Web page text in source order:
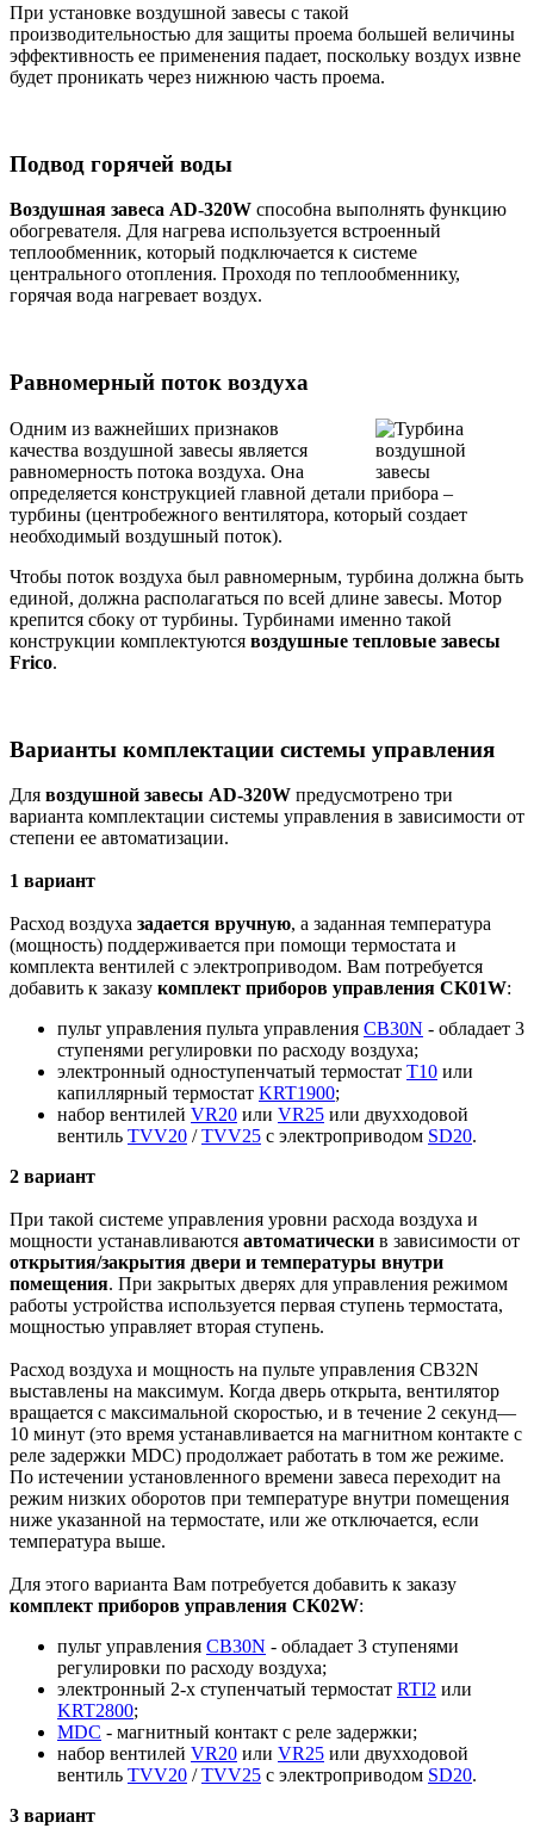
При установке воздушной завесы с такой
производительностью для защиты проема большей величины
эффективность ее применения падает, поскольку воздух извне
будет проникать через нижнюю часть проема.
Подвод горячей воды
Воздушная завеса AD-320W способна выполнять функцию
обогревателя. Для нагрева используется встроенный
теплообменник, который подключается к системе
центрального отопления. Проходя по теплообменнику,
горячая вода нагревает воздух.
Равномерный поток воздуха
Одним из важнейших признаков
качества воздушной завесы является
равномерность потока воздуха. Она
определяется конструкцией главной детали прибора –
турбины (центробежного вентилятора, который создает
необходимый воздушный поток).
Чтобы поток воздуха был равномерным, турбина должна быть
единой, должна располагаться по всей длине завесы. Мотор
крепится сбоку от турбины. Турбинами именно такой
конструкции комплектуются воздушные тепловые завесы
Frico.
Варианты комплектации системы управления
Для воздушной завесы AD-320W предусмотрено три
варианта комплектации системы управления в зависимости от
степени ее автоматизации.
1 вариант
Расход воздуха задается вручную, а заданная температура
(мощность) поддерживается при помощи термостата и
комплекта вентилей с электроприводом. Вам потребуется
добавить к заказу комплект приборов управления CK01W:
пульт управления пульта управления CB30N - обладает 3
ступенями регулировки по расходу воздуха;
электронный одноступенчатый термостат Т10 или
капиллярный термостат KRT1900;
набор вентилей VR20 или VR25 или двухходовой
вентиль TVV20 /TVV25 c электроприводом SD20.
2 вариант
При такой системе управления уровни расхода воздуха и
мощности устанавливаются автоматически в зависимости от
открытия/закрытия двери и температуры внутри
помещения. При закрытых дверях для управления режимом
работы устройства используется первая ступень термостата,
мощностью управляет вторая ступень.
Расход воздуха и мощность на пульте управления CB32N
выставлены на максимум. Когда дверь открыта, вентилятор
вращается с максимальной скоростью, и в течение 2 секунд—
10 минут (это время устанавливается на магнитном контакте с
реле задержки MDC) продолжает работать в том же режиме.
По истечении установленного времени завеса переходит на
режим низких оборотов при температуре внутри помещения
ниже указанной на термостате, или же отключается, если
температура выше.
Для этого варианта Вам потребуется добавить к заказу
комплект приборов управления CK02W:
пульт управления CB30N - обладает 3 ступенями
регулировки по расходу воздуха;
электронный 2-х ступенчатый термостат RTI2 или
KRT2800;
MDC - магнитный контакт с реле задержки;
набор вентилей VR20 или VR25 или двухходовой
вентиль TVV20 /TVV25 c электроприводом SD20.
3 вариант